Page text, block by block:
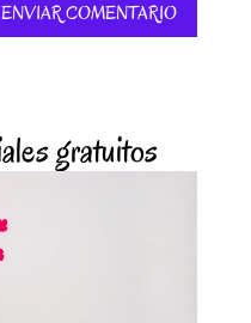
ENVIAR COMENTARIO
gratuitos